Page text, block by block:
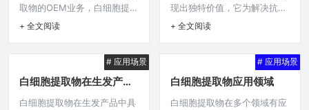
取物的OEM业务，白细胞提取
物在化妆品领域具有潜在应用
业利用这一特殊提取物开发独
特产品，为相关企业提供了一
种灵活且可定制化生产的途
径，有望在化妆品市场中拓展
+ 全文阅读
现出独特价值，它为解决抗氧
化问题提供了新的方案，白细
等方面发挥重要作用，有望在
医药、保健等相关领域为抗氧
化需求提供更优选择，开启抗
氧化研究与应用的新方向。在
+ 全文阅读
# 应用场景
白细胞提取物在生发产品
中的应用
白细胞提取物在生发产品中具
# 应用场景
白细胞提取物应用领域
白细胞提取物在多个领域有应